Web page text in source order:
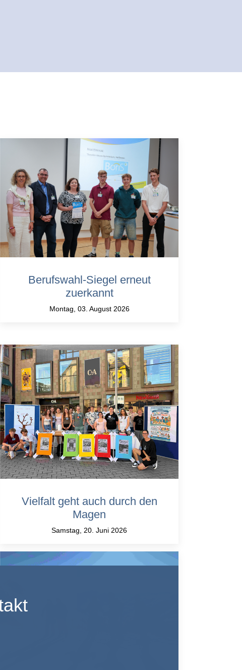
Berufswahl-Siegel erneut
zuerkannt
Montag, 03. August 2026
Vielfalt geht auch durch den
Magen
Samstag, 20. Juni 2026